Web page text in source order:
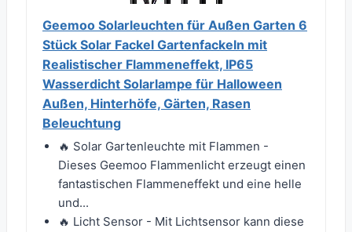
Geemoo Solarleuchten für Außen Garten 6
Stück Solar Fackel Gartenfackeln mit
Realistischer Flammeneffekt, IP65
Wasserdicht Solarlampe für Halloween
Außen, Hinterhöfe, Gärten, Rasen
Beleuchtung
🔥 Solar Gartenleuchte mit Flammen -
Dieses Geemoo Flammenlicht erzeugt einen
fantastischen Flammeneffekt und eine helle
und...
🔥 Licht Sensor - Mit Lichtsensor kann diese